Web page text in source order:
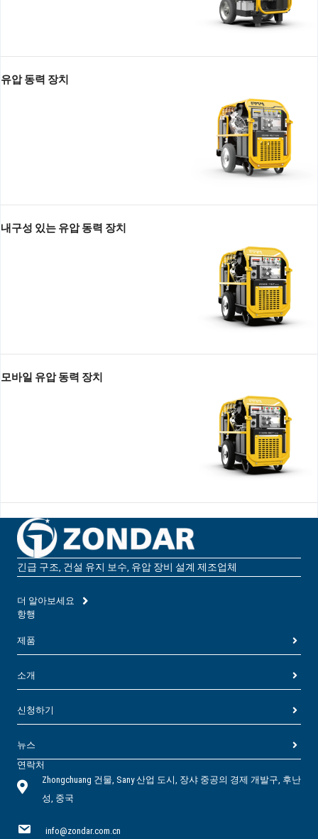
유압 동력 장치
내구성 있는 유압 동력 장치
모바일 유압 동력 장치
긴급 구조, 건설 유지 보수, 유압 장비 설계 제조업체
더 알아보세요
항행
제품
소개
신청하기
뉴스
연락처
Zhongchuang 건물, Sany 산업 도시, 장샤 중공의 경제 개발구, 후난
성, 중국
info@zondar.com.cn